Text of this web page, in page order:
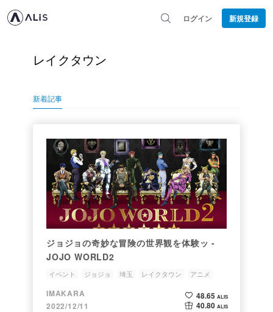
ログイン 新規登録
レイクタウン
新着記事
ジョジョの奇妙な冒険の世界観を体験ッ -
JOJO WORLD2
イベント ジョジョ 埼玉 レイクタウン アニメ
IMAKARA
2022/12/11
48.65 ALIS
40.80 ALIS